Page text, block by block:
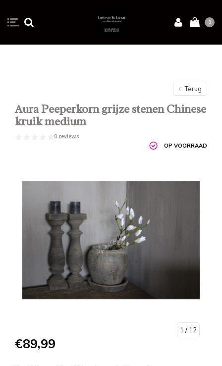
0
Terug
Aura Peeperkorn grijze stenen Chinese
kruik medium
0 reviews
OP VOORRAAD
1 / 12
€89,99